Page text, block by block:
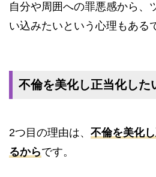
自分や周囲への罪悪感から、
い込みたいという心理もある
不倫を美化し正当化した
2つ目の理由は、 不倫を美化
るからです。